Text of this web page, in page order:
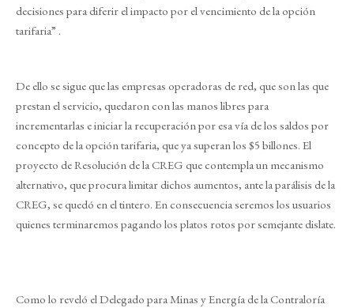
decisiones para diferir el impacto por el vencimiento de la opción
tarifaria” .
De ello se sigue que las empresas operadoras de red, que son las que
prestan el servicio, quedaron con las manos libres para
incrementarlas e iniciar la recuperación por esa vía de los saldos por
concepto de la opción tarifaria, que ya superan los $5 billones. El
proyecto de Resolución de la CREG que contempla un mecanismo
alternativo, que procura limitar dichos aumentos, ante la parálisis de la
CREG, se quedó en el tintero. En consecuencia seremos los usuarios
quienes terminaremos pagando los platos rotos por semejante dislate.
Como lo reveló el Delegado para Minas y Energía de la Contraloría